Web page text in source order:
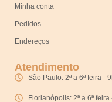
Minha conta
Pedidos
Endereços
Atendimento
São Paulo: 2ª a 6ª feira -
Florianópolis: 2ª a 6ª